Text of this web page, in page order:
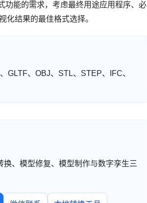
功能的需求，考虑最终用途应用程序、必
化结果的最佳格式选择。
GLTF、OBJ、STL、STEP、IFC、
、模型修复、模型制作与数字孪生三